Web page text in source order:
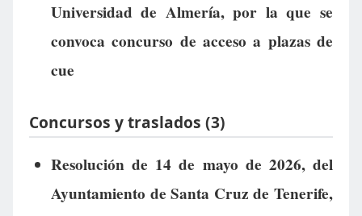
Universidad de Almería, por la que se
convoca concurso de acceso a plazas de
cue
Concursos y traslados (3)
Resolución de 14 de mayo de 2026, del
Ayuntamiento de Santa Cruz de Tenerife,